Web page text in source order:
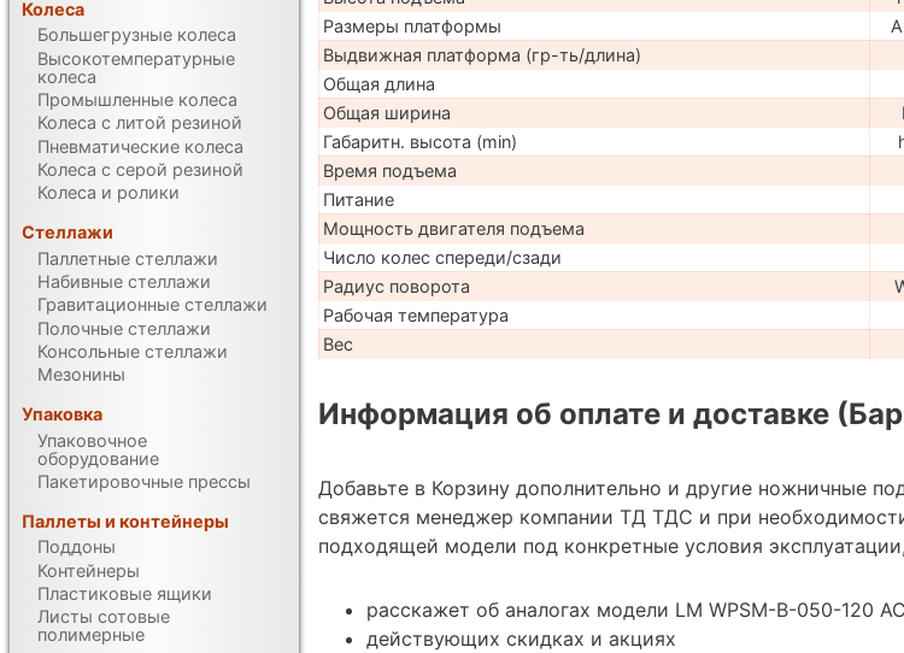
Размеры платформы
Выдвижная платформа (гр-ть/длина)
Общая длина
Общая ширина
Габаритн. высота (min)
Время подъема
Питание
Мощность двигателя подъема
Число колес спереди/сзади
Радиус поворота
Рабочая температура
Вес
Информация об оплате и доставке
Добавьте в Корзину дополнительно и другие ножничные
свяжется менеджер компании ТД ТДС и при
подходящей модели под конкретные условия
расскажет об аналогах модели LM WPSM-B-050-120
действующих скидках и акциях
Колеса
Большегрузные колеса
Высокотемпературные
колеса
Промышленные колеса
Колеса с литой резиной
Пневматические колеса
Колеса с серой резиной
Колеса и ролики
Стеллажи
Паллетные стеллажи
Набивные стеллажи
Гравитационные стеллажи
Полочные стеллажи
Консольные стеллажи
Мезонины
Упаковка
Упаковочное
оборудование
Пакетировочные прессы
Паллеты и контейнеры
Поддоны
Контейнеры
Пластиковые ящики
Листы сотовые
полимерные